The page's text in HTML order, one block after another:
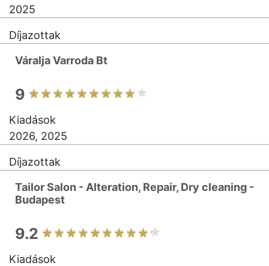
2025
Díjazottak
Váralja Varroda Bt
9
Kiadások
2026, 2025
Díjazottak
Tailor Salon - Alteration, Repair, Dry cleaning -
Budapest
9.2
Kiadások